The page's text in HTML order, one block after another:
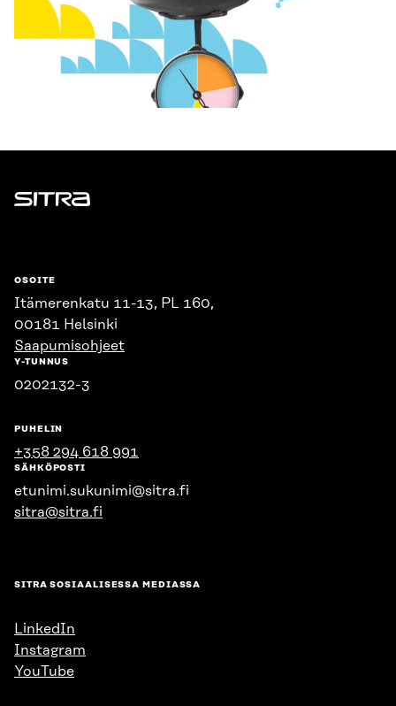
Sitra
OSOITE
Itämerenkatu 11-13, PL 160,
00181 Helsinki
Saapumisohjeet
Y-TUNNUS
0202132-3
PUHELIN
+358 294 618 991
SÄHKÖPOSTI
etunimi.sukunimi@sitra.fi
sitra@sitra.fi
SITRA SOSIAALISESSA MEDIASSA
LinkedIn
Instagram
YouTube